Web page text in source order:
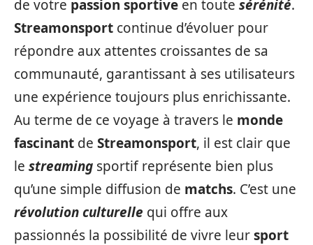
de votre passion sportive en toute sérénité.
Streamonsport continue d’évoluer pour
répondre aux attentes croissantes de sa
communauté, garantissant à ses utilisateurs
une expérience toujours plus enrichissante.
Au terme de ce voyage à travers le monde
fascinant de Streamonsport, il est clair que
le streaming sportif représente bien plus
qu’une simple diffusion de matchs. C’est une
révolution culturelle qui offre aux
passionnés la possibilité de vivre leursport